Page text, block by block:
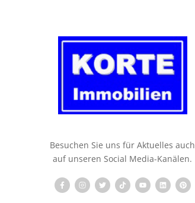
Besuchen Sie uns für Aktuelles auch
auf unseren Social Media-Kanälen.